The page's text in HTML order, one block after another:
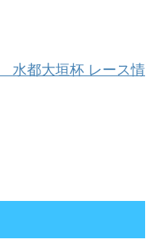
水都大垣杯 レース情